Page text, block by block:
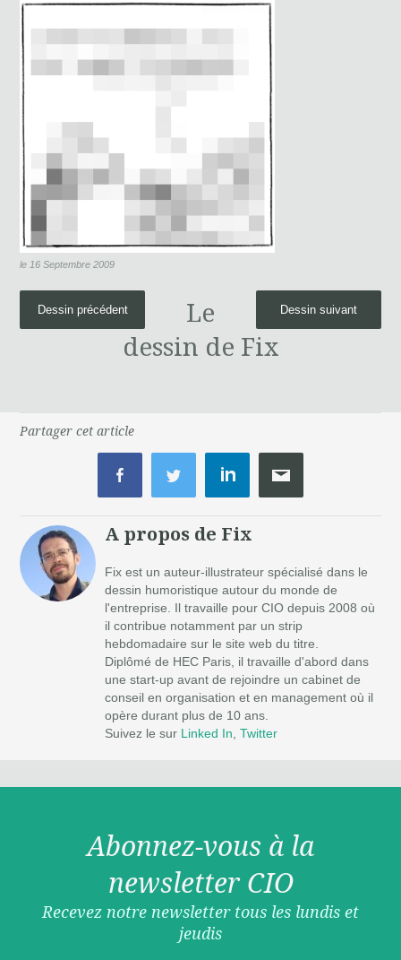
le 16 Septembre 2009
Dessin suivant
Dessin précédent
Le
dessin de Fix
Partager cet article
A propos de Fix
Fix est un auteur-illustrateur spécialisé dans le
dessin humoristique autour du monde de
l'entreprise. Il travaille pour CIO depuis 2008 où
il contribue notamment par un strip
hebdomadaire sur le site web du titre.
Diplômé de HEC Paris, il travaille d'abord dans
une start-up avant de rejoindre un cabinet de
conseil en organisation et en management où il
opère durant plus de 10 ans.
Suivez le sur Linked In ,Twitter
Abonnez-vous à la
newsletter CIO
Recevez notre newsletter tous les lundis et
jeudis